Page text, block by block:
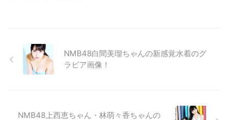
NMB48白間美瑠ちゃんの新感覚水着のグ
ラビア画像！
NMB48上西恵ちゃん・林萌々香ちゃんの